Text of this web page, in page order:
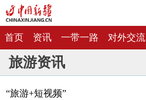
首页 资讯 一带一路 对外交流
旅游资讯
“旅游+短视频”